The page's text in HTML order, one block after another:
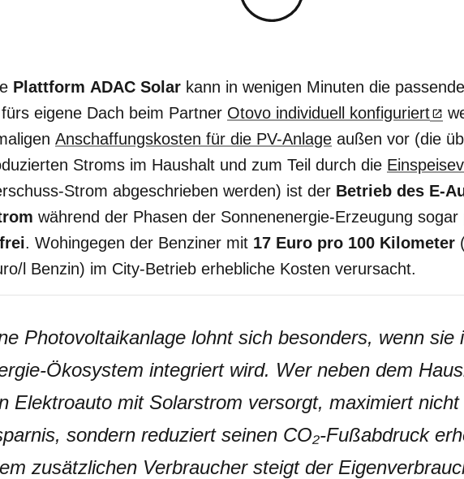
Plattform ADAC Solar kann in wenigen Minuten die
eigene Dach beim Partner Otovo individuell konfiguriert
Anschaffungskosten für die PV-Anlage außen vor (die
Stroms im Haushalt und zum Teil durch die
Strom abgeschrieben werden) ist der Betrieb des E-
während der Phasen der Sonnenenergie-Erzeugung sogar
. Wohingegen der Benziner mit 17 Euro pro 100 Kilometer
l Benzin) im City-Betrieb erhebliche Kosten verursacht.
Photovoltaikanlage lohnt sich besonders, wenn sie
Ökosystem integriert wird. Wer neben dem
Elektroauto mit Solarstrom versorgt, maximiert nicht
sondern reduziert seinen CO₂-Fußabdruck
zusätzlichen Verbraucher steigt der